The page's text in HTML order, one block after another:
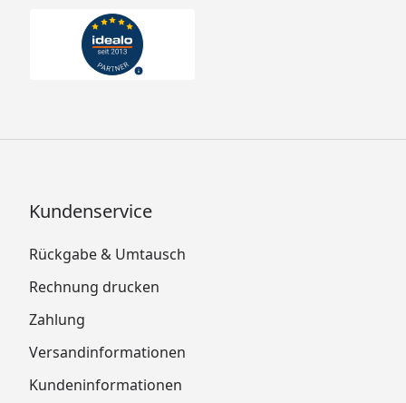
Kundenservice
Rückgabe & Umtausch
Rechnung drucken
Zahlung
Versandinformationen
Kundeninformationen